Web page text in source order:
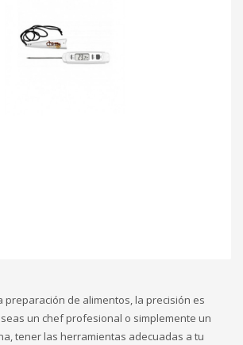
preparación de alimentos, la precisión es
un chef profesional o simplemente un
tener las herramientas adecuadas a tu